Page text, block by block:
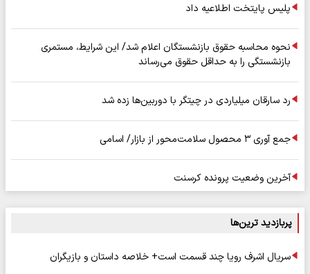
پلیس پایتخت اطلاعیه داد
نحوه محاسبه حقوق بازنشستگان اعلام شد/ این شرایط، مستمری
بازنشستگی را به حداقل حقوق می‌رساند
رد سارقان میلیاردی در چیتگر با دوربین‌ها زده شد
جمع آوری ۳ محصول سلامت‌محور از بازار/ اسامی
آخرین وضعیت پرونده کرسنت
پربازدید ترین‌ها
سریال اشرف رویا چند قسمت است+ خلاصه داستان و بازیگران